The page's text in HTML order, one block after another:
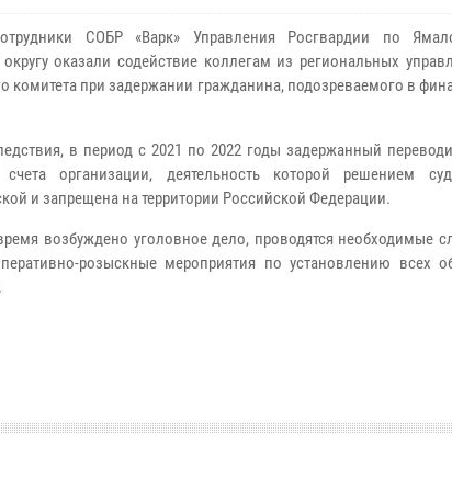
СОБР «Варк» Управления Росгвардии по
оказали содействие коллегам из региональных
комитета при задержании гражданина, подозреваемого в
в период с 2021 по 2022 годы задержанный
организации, деятельность которой решением
и запрещена на территории Российской Федерации.
возбуждено уголовное дело, проводятся необходимые
розыскные мероприятия по установлению всех